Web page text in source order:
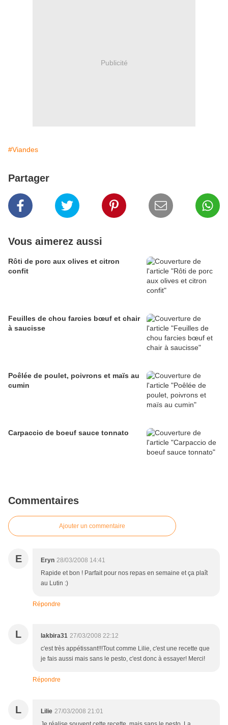
Publicité
#Viandes
Partager
Vous aimerez aussi
Rôti de porc aux olives et citron
confit
Feuilles de chou farcies bœuf et chair
à saucisse
Poêlée de poulet, poivrons et maïs au
cumin
Carpaccio de boeuf sauce tonnato
Commentaires
Ajouter un commentaire
E Eryn 28/03/2008 14:41
Rapide et bon ! Parfait pour nos repas en semaine et ça plaît
au Lutin :)
Répondre
L lakbira31 27/03/2008 22:12
c'est très appétissant!!!Tout comme Lilie, c'est une recette que
je fais aussi mais sans le pesto, c'est donc à essayer! Merci!
Répondre
L Lilie 27/03/2008 21:01